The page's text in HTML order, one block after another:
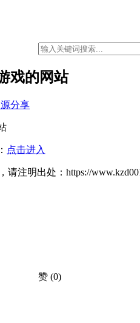
戏的网站
分享
点击进入
注明出处：https://
赞 (0)